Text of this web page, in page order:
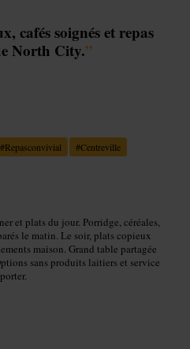
cafés soignés et repas
North City.”
#Repasconvivial #Centreville
et plats du jour. Porridge, céréales,
le matin. Le soir, plats copieux
maison. Grand table partagée
sans produits laitiers et service